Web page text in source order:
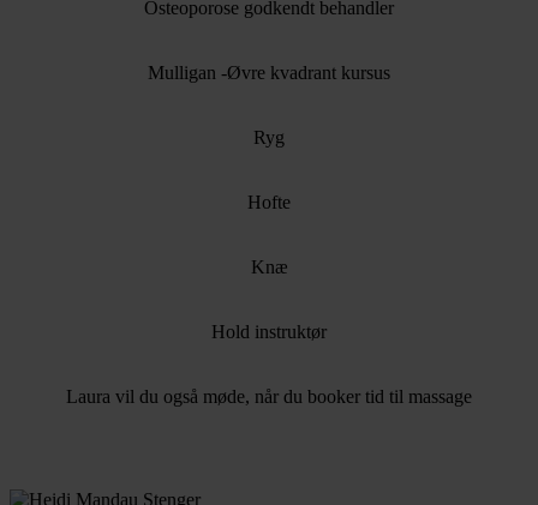
Osteoporose godkendt behandler
Mulligan -Øvre kvadrant kursus
Ryg
Hofte
Knæ
Hold instruktør
Laura vil du også møde, når du booker tid til massage